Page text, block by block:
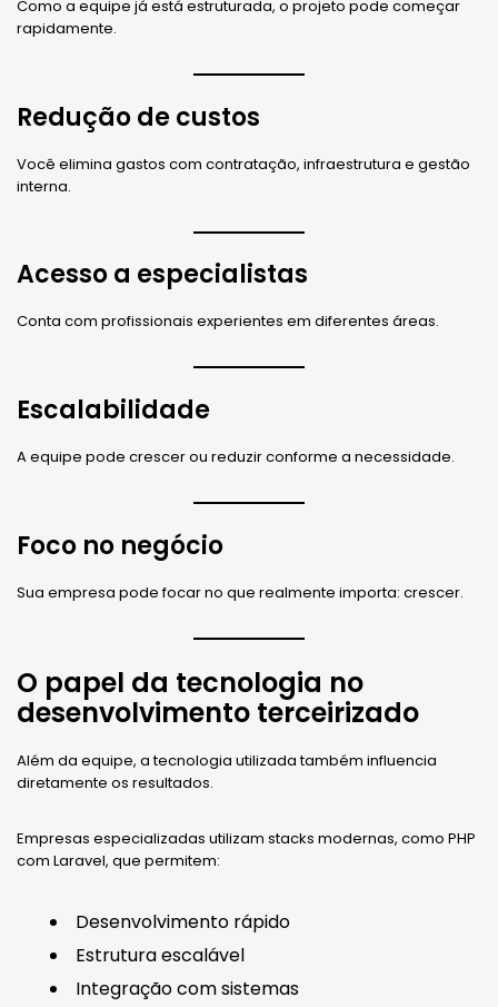
Como a equipe já está estruturada, o projeto pode começar
rapidamente.
Redução de custos
Você elimina gastos com contratação, infraestrutura e gestão
interna.
Acesso a especialistas
Conta com profissionais experientes em diferentes áreas.
Escalabilidade
A equipe pode crescer ou reduzir conforme a necessidade.
Foco no negócio
Sua empresa pode focar no que realmente importa: crescer.
O papel da tecnologia no
desenvolvimento terceirizado
Além da equipe, a tecnologia utilizada também influencia
diretamente os resultados.
Empresas especializadas utilizam stacks modernas, como PHP
com Laravel, que permitem:
Desenvolvimento rápido
Estrutura escalável
Integração com sistemas